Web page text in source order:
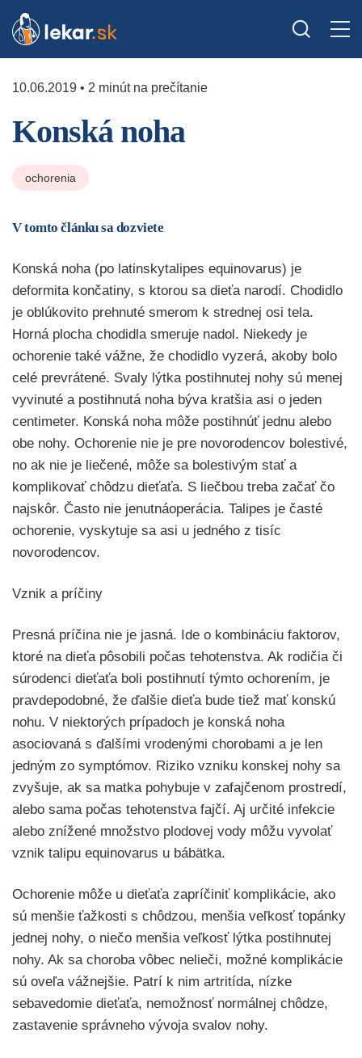
10.06.2019 • 2 minút na prečítanie
Konská noha
ochorenia
V tomto článku sa dozviete
Konská noha (po latinskytalipes equinovarus) je
deformita končatiny, s ktorou sa dieťa narodí. Chodidlo
je oblúkovito prehnuté smerom k strednej osi tela.
Horná plocha chodidla smeruje nadol. Niekedy je
ochorenie také vážne, že chodidlo vyzerá, akoby bolo
celé prevrátené. Svaly lýtka postihnutej nohy sú menej
vyvinuté a postihnutá noha býva kratšia asi o jeden
centimeter. Konská noha môže postihnúť jednu alebo
obe nohy. Ochorenie nie je pre novorodencov bolestivé,
no ak nie je liečené, môže sa bolestivým stať a
komplikovať chôdzu dieťaťa. S liečbou treba začať čo
najskôr. Často nie jenutnáoperácia. Talipes je časté
ochorenie, vyskytuje sa asi u jedného z tisíc
novorodencov.
Vznik a príčiny
Presná príčina nie je jasná. Ide o kombináciu faktorov,
ktoré na dieťa pôsobili počas tehotenstva. Ak rodičia či
súrodenci dieťaťa boli postihnutí týmto ochorením, je
pravdepodobné, že ďalšie dieťa bude tiež mať konskú
nohu. V niektorých prípadoch je konská noha
asociovaná s ďalšími vrodenými chorobami a je len
jedným zo symptómov. Riziko vzniku konskej nohy sa
zvyšuje, ak sa matka pohybuje v zafajčenom prostredí,
alebo sama počas tehotenstva fajčí. Aj určité infekcie
alebo znížené množstvo plodovej vody môžu vyvolať
vznik talipu equinovarus u bábätka.
Ochorenie môže u dieťaťa zapríčiniť komplikácie, ako
sú menšie ťažkosti s chôdzou, menšia veľkosť topánky
jednej nohy, o niečo menšia veľkosť lýtka postihnutej
nohy. Ak sa choroba vôbec nelieči, možné komplikácie
sú oveľa vážnejšie. Patrí k nim artritída, nízke
sebavedomie dieťaťa, nemožnosť normálnej chôdze,
zastavenie správneho vývoja svalov nohy.